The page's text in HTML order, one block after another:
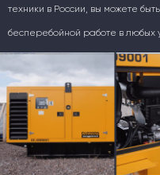
техники в России, вы можете
бесперебойной работе в любых